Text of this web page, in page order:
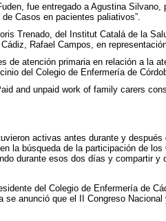
fue entregado a Agustina
Casos en pacientes paliativos”.
Trenado, del Institut Catalá de la
Rafael Campos, en
de atención primaria en relación a la
del Colegio de Enfermería de
and unpaid work of family carers
activas antes durante y
la búsqueda de la participación de
durante esos dos días y compartir y
del Colegio de Enfermería de
anunció que el II Congreso